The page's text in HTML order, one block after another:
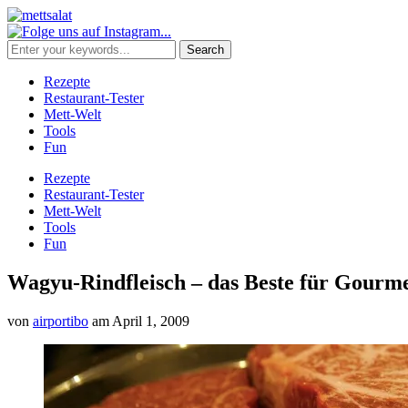
Rezepte
Restaurant-Tester
Mett-Welt
Tools
Fun
Rezepte
Restaurant-Tester
Mett-Welt
Tools
Fun
Wagyu-Rindfleisch – das Beste für
von airportibo am April 1, 2009